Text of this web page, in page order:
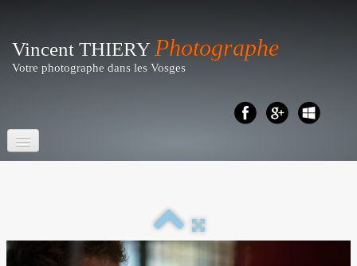
Vincent THIERY Photographe
Votre photographe dans les Vosges